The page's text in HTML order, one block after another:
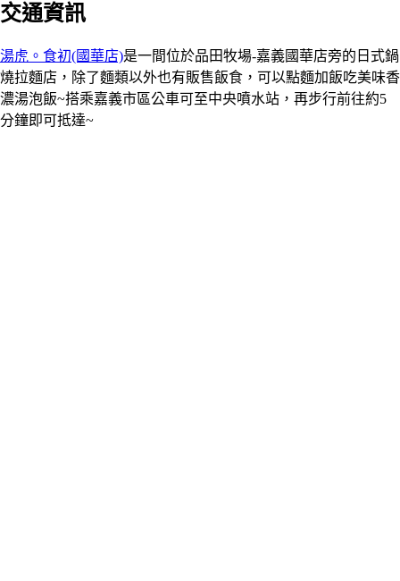
交通資訊
湯虎。食初(國華店)是一間位於品田牧場-嘉義國華店旁的日式鍋
燒拉麵店，除了麵類以外也有販售飯食，可以點麵加飯吃美味香
濃湯泡飯~搭乘嘉義市區公車可至中央噴水站，再步行前往約5
分鐘即可抵達~